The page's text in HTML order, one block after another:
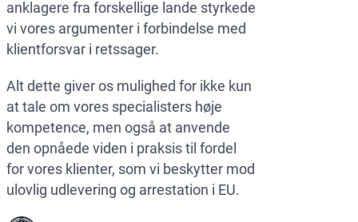
anklagere fra forskellige lande styrkede
vi vores argumenter i forbindelse med
klientforsvar i retssager.
Alt dette giver os mulighed for ikke kun
at tale om vores specialisters høje
kompetence, men også at anvende
den opnåede viden i praksis til fordel
for vores klienter, som vi beskytter mod
ulovlig udlevering og arrestation i EU.